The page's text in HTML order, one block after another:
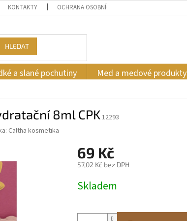
KONTAKTY OCHRANA OSOBNÍCH ÚDAJŮ
HLEDAT
a slané pochutiny Med a medové produkty
8ml CPK12293
Caltha kosmetika
69 Kč
57,02 Kč bez DPH
cena:
Skladem